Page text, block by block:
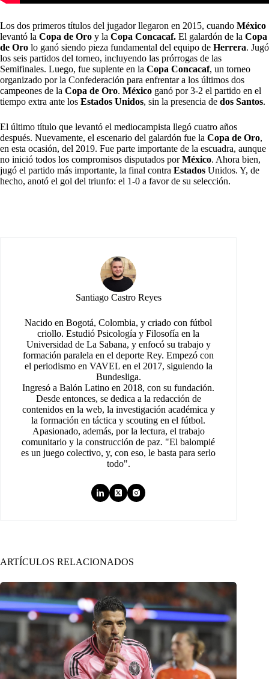
Los dos primeros títulos del jugador llegaron en 2015, cuando México
levantó la Copa de Oro y la Copa Concacaf. El galardón de la Copa
de Oro lo ganó siendo pieza fundamental del equipo de Herrera. Jugó
los seis partidos del torneo, incluyendo las prórrogas de las
Semifinales. Luego, fue suplente en la Copa Concacaf, un torneo
organizado por la Confederación para enfrentar a los últimos dos
campeones de la Copa de Oro. México ganó por 3-2 el partido en el
tiempo extra ante los Estados Unidos, sin la presencia de dos Santos.
El último título que levantó el mediocampista llegó cuatro años
después. Nuevamente, el escenario del galardón fue la Copa de Oro,
en esta ocasión, del 2019. Fue parte importante de la escuadra, aunque
no inició todos los compromisos disputados porMéxico. Ahora bien,
jugó el partido más importante, la final contra Estados Unidos. Y, de
hecho, anotó el gol del triunfo: el 1-0 a favor de su selección.
Santiago Castro Reyes
Nacido en Bogotá, Colombia, y criado con fútbol
criollo. Estudió Psicología y Filosofía en la
Universidad de La Sabana, y enfocó su trabajo y
formación paralela en el deporte Rey. Empezó con
el periodismo en VAVEL en el 2017, siguiendo la
Bundesliga.
Ingresó a Balón Latino en 2018, con su fundación.
Desde entonces, se dedica a la redacción de
contenidos en la web, la investigación académica y
la formación en táctica y scouting en el fútbol.
Apasionado, además, por la lectura, el trabajo
comunitario y la construcción de paz. "El balompié
es un juego colectivo, y, con eso, le basta para serlo
todo".
ARTÍCULOS RELACIONADOS